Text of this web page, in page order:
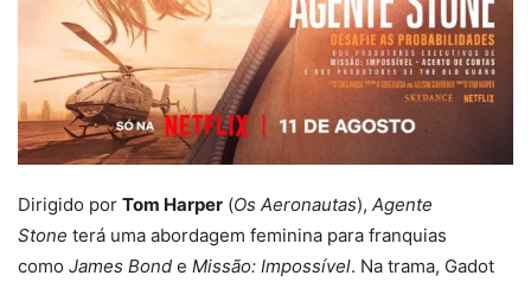
Dirigido por Tom Harper (Os Aeronautas), Agente
Stone terá uma abordagem feminina para franquias
como James Bond e Missão: Impossível. Na trama, Gadot